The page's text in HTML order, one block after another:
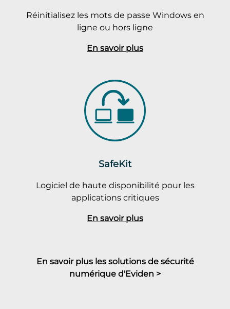
Réinitialisez les mots de passe Windows en
ligne ou hors ligne
En savoir plus
SafeKit
Logiciel de haute disponibilité pour les
applications critiques
En savoir plus
En savoir plus les solutions de sécurité
numérique d'Eviden >